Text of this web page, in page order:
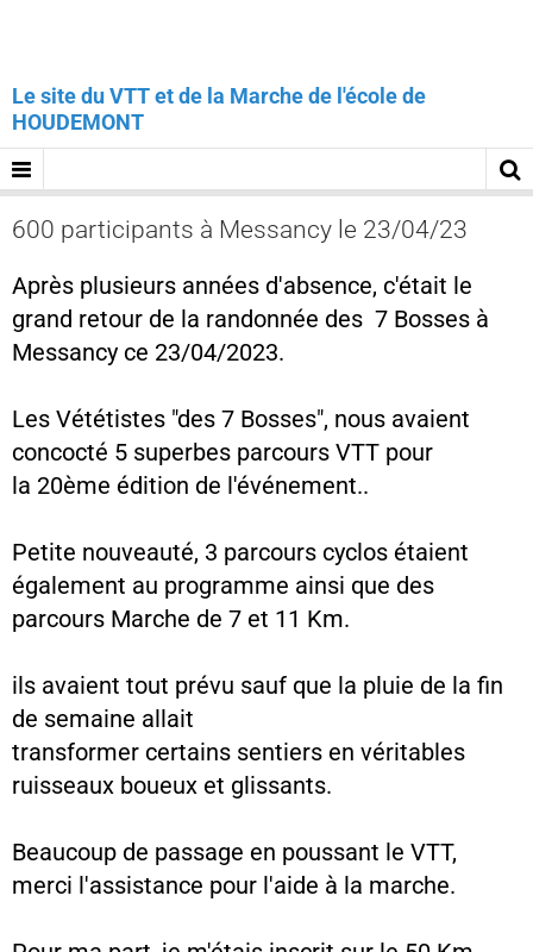
Le site du VTT et de la Marche de l'école de
HOUDEMONT
600 participants à Messancy le 23/04/23
Après plusieurs années d'absence, c'était le
grand retour de la randonnée des 7 Bosses à
Messancy ce 23/04/2023.
Les Vététistes "des 7 Bosses", nous avaient
concocté 5 superbes parcours VTT pour
la 20ème édition de l'événement..
Petite nouveauté, 3 parcours cyclos étaient
également au programme ainsi que des
parcours Marche de 7 et 11 Km.
ils avaient tout prévu sauf que la pluie de la fin
de semaine allait
transformer certains sentiers en véritables
ruisseaux boueux et glissants.
Beaucoup de passage en poussant le VTT,
merci l'assistance pour l'aide à la marche.